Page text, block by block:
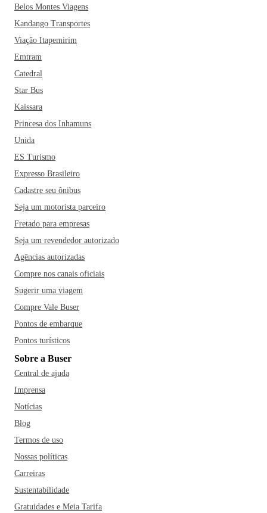
Belos Montes Viagens
Kandango Transportes
Viação Itapemirim
Emtram
Catedral
Star Bus
Kaissara
Princesa dos Inhamuns
Unida
ES Turismo
Expresso Brasileiro
Cadastre seu ônibus
Seja um motorista parceiro
Fretado para empresas
Seja um revendedor autorizado
Agências autorizadas
Compre nos canais oficiais
Sugerir uma viagem
Compre Vale Buser
Pontos de embarque
Pontos turísticos
Sobre a Buser
Central de ajuda
Imprensa
Notícias
Blog
Termos de uso
Nossas políticas
Carreiras
Sustentabilidade
Gratuidades e Meia Tarifa